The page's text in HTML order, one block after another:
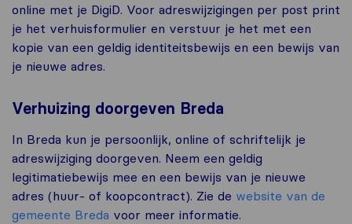
online met je DigiD. Voor adreswijzigingen per post print
je het verhuisformulier en verstuur je het met een
kopie van een geldig identiteitsbewijs en een bewijs van
je nieuwe adres.
Verhuizing doorgeven Breda
In Breda kun je persoonlijk, online of schriftelijk je
adreswijziging doorgeven. Neem een geldig
legitimatiebewijs mee en een bewijs van je nieuwe
adres (huur- of koopcontract). Zie de website van de
gemeente Breda voor meer informatie.